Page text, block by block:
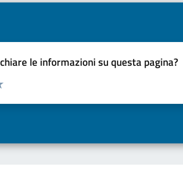
le informazioni su questa pagina?